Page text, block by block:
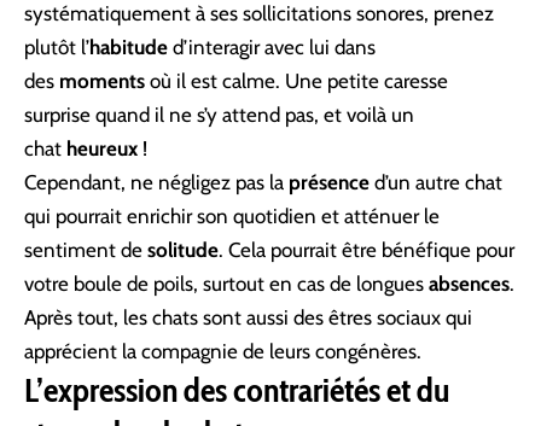
systématiquement à ses sollicitations sonores, prenez
plutôt l’habitude d’interagir avec lui dans
des moments où il est calme. Une petite caresse
surprise quand il ne s’y attend pas, et voilà un
chat heureux !
Cependant, ne négligez pas la présence d’un autre chat
qui pourrait enrichir son quotidien et atténuer le
sentiment de solitude. Cela pourrait être bénéfique pour
votre boule de poils, surtout en cas de longues absences.
Après tout, les chats sont aussi des êtres sociaux qui
apprécient la compagnie de leurs congénères.
L’expression des contrariétés et du